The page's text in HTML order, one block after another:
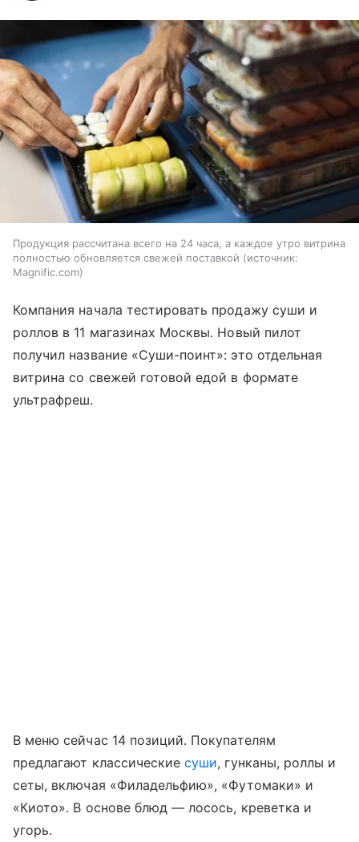
Продукция рассчитана всего на 24 часа, а каждое утро витрина
полностью обновляется свежей поставкой
источник:
Magnific.com
Компания начала тестировать продажу суши и
роллов в 11 магазинах Москвы. Новый пилот
получил название «Суши-поинт»: это отдельная
витрина со свежей готовой едой в формате
ультрафреш.
В меню сейчас 14 позиций. Покупателям
предлагают классическиесуши, гунканы, роллы и
сеты, включая «Филадельфию», «Футомаки» и
«Киото». В основе блюд — лосось, креветка и
угорь.